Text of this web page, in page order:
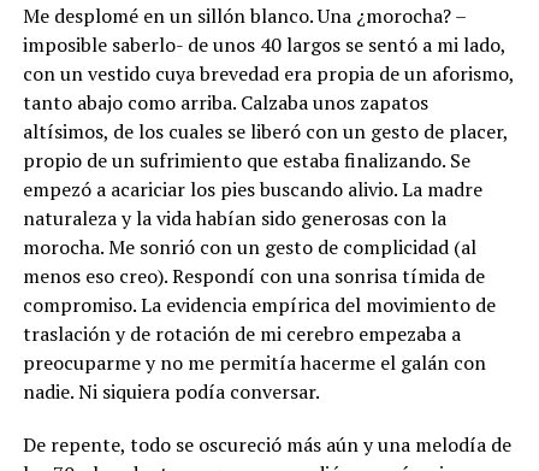
Me desplomé en un sillón blanco. Una ¿morocha? –
imposible saberlo- de unos 40 largos se sentó a mi lado,
con un vestido cuya brevedad era propia de un aforismo,
tanto abajo como arriba. Calzaba unos zapatos
altísimos, de los cuales se liberó con un gesto de placer,
propio de un sufrimiento que estaba finalizando. Se
empezó a acariciar los pies buscando alivio. La madre
naturaleza y la vida habían sido generosas con la
morocha. Me sonrió con un gesto de complicidad (al
menos eso creo). Respondí con una sonrisa tímida de
compromiso. La evidencia empírica del movimiento de
traslación y de rotación de mi cerebro empezaba a
preocuparme y no me permitía hacerme el galán con
nadie. Ni siquiera podía conversar.
De repente, todo se oscureció más aún y una melodía de